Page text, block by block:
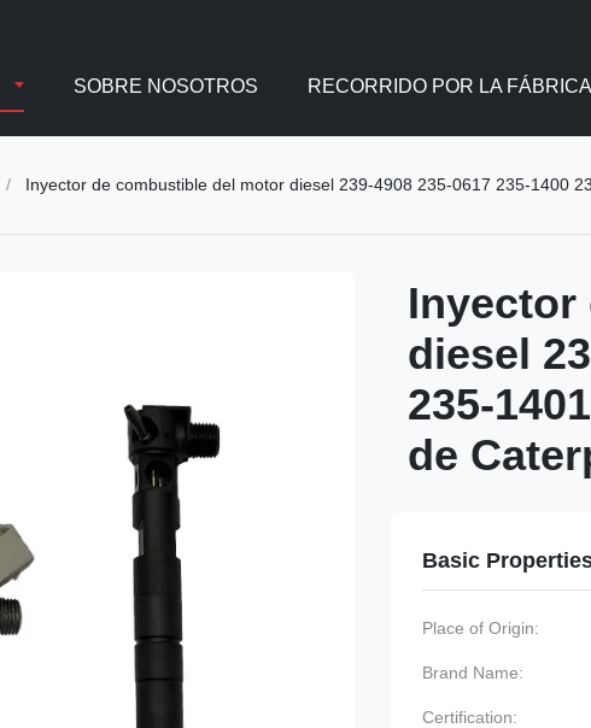
SOBRE NOSOTROS RECORRIDO POR LA
/ Inyector de combustible del motor diesel 239-4908 235-0617 235-1400
Inyector
diesel
235-
de
Basic
Place of Origin:
Brand Name:
Certification: